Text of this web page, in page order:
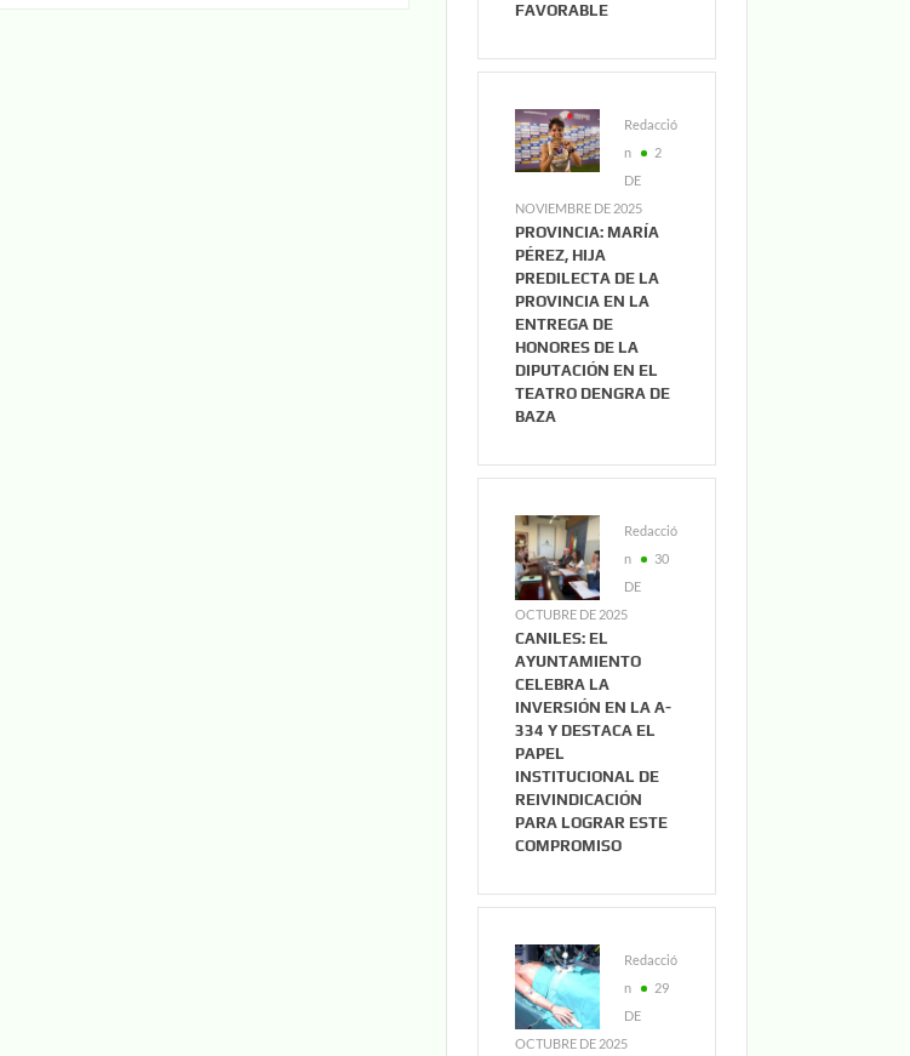
FAVORABLE
Redacció
n
2
DE
NOVIEMBRE DE 2025
PROVINCIA: MARÍA
PÉREZ, HIJA
PREDILECTA DE LA
PROVINCIA EN LA
ENTREGA DE
HONORES DE LA
DIPUTACIÓN EN EL
TEATRO DENGRA DE
BAZA
Redacció
n
30
DE
OCTUBRE DE 2025
CANILES: EL
AYUNTAMIENTO
CELEBRA LA
INVERSIÓN EN LA A-
334 Y DESTACA EL
PAPEL
INSTITUCIONAL DE
REIVINDICACIÓN
PARA LOGRAR ESTE
COMPROMISO
Redacció
n
29
DE
OCTUBRE DE 2025